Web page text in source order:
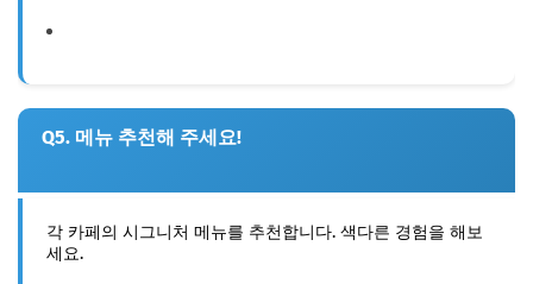
Q5. 메뉴 추천해 주세요!
각 카페의 시그니처 메뉴를 추천합니다. 색다른 경험을 해보
세요.